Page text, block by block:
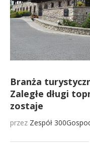
Branża
Zaległe długi
zostaje
przez Zespół